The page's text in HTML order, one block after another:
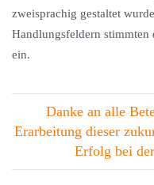
zweisprachig gestaltet
Handlungsfeldern stimmten
ein.
Danke an alle
Erarbeitung dieser
Erfolg bei